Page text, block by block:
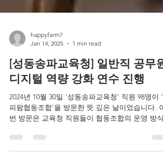
Jan 14, 2025
1 min read
[성동송파교육청] 일반직 공무원
디지털 역량 강화 연수 진행
2024년 10월 30일 '성동송파교육청' 직원 98명이 '
번 방문은 교육청 직원들이 협동조합의 운영 방식
그 의미를 직접 체험하고, 사회적 가치와 지속 가능